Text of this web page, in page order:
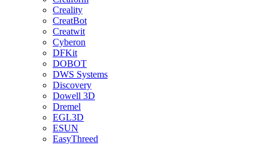
Creality
CreatBot
Creatwit
Cyberon
DFKit
DOBOT
DWS Systems
Discovery
Dowell 3D
Dremel
EGL3D
ESUN
EasyThreed